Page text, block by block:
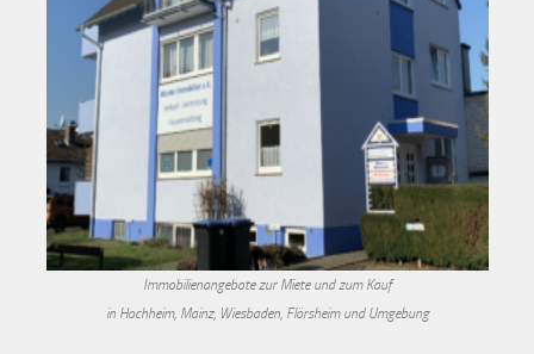
Immobilienangebote zur Miete und zum Kauf
in Hochheim, Mainz, Wiesbaden, Flörsheim und Umgebung